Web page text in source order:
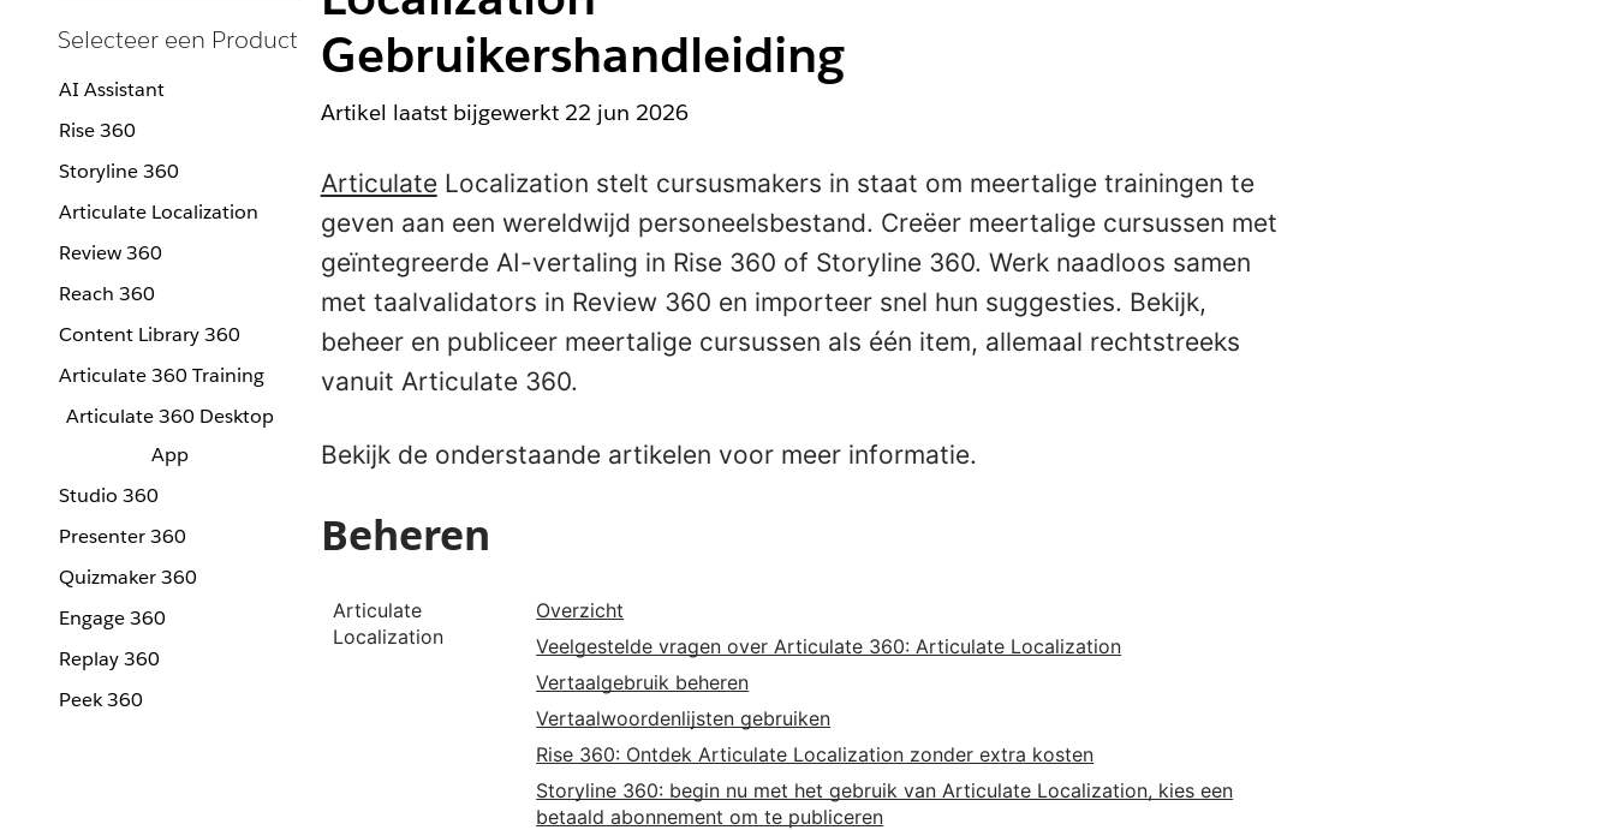
Selecteer een Product
AI Assistant
Rise 360
Storyline 360
Articulate Localization
Review 360
Reach 360
Content Library 360
Articulate 360 Training
Articulate 360 Desktop
App
Studio 360
Presenter 360
Quizmaker 360
Engage 360
Replay 360
Peek 360
Gebruikershandleiding
Artikel laatst bijgewerkt 22 jun 2026
ArticulateLocalization stelt cursusmakers in staat om meertalige trainingen te
geven aan een wereldwijd personeelsbestand. Creëer meertalige cursussen met
geïntegreerde AI-vertaling in Rise 360 of Storyline 360. Werk naadloos samen
met taalvalidators in Review 360 en importeer snel hun suggesties. Bekijk,
beheer en publiceer meertalige cursussen als één item, allemaal rechtstreeks
vanuit Articulate 360.
Bekijk de onderstaande artikelen voor meer informatie.
Beheren
Articulate
Localization
Overzicht
Veelgestelde vragen over Articulate 360: Articulate Localization
Vertaalgebruik beheren
Vertaalwoordenlijsten gebruiken
Rise 360: Ontdek Articulate Localization zonder extra kosten
Storyline 360: begin nu met het gebruik van Articulate Localization, kies een
betaald abonnement om te publiceren